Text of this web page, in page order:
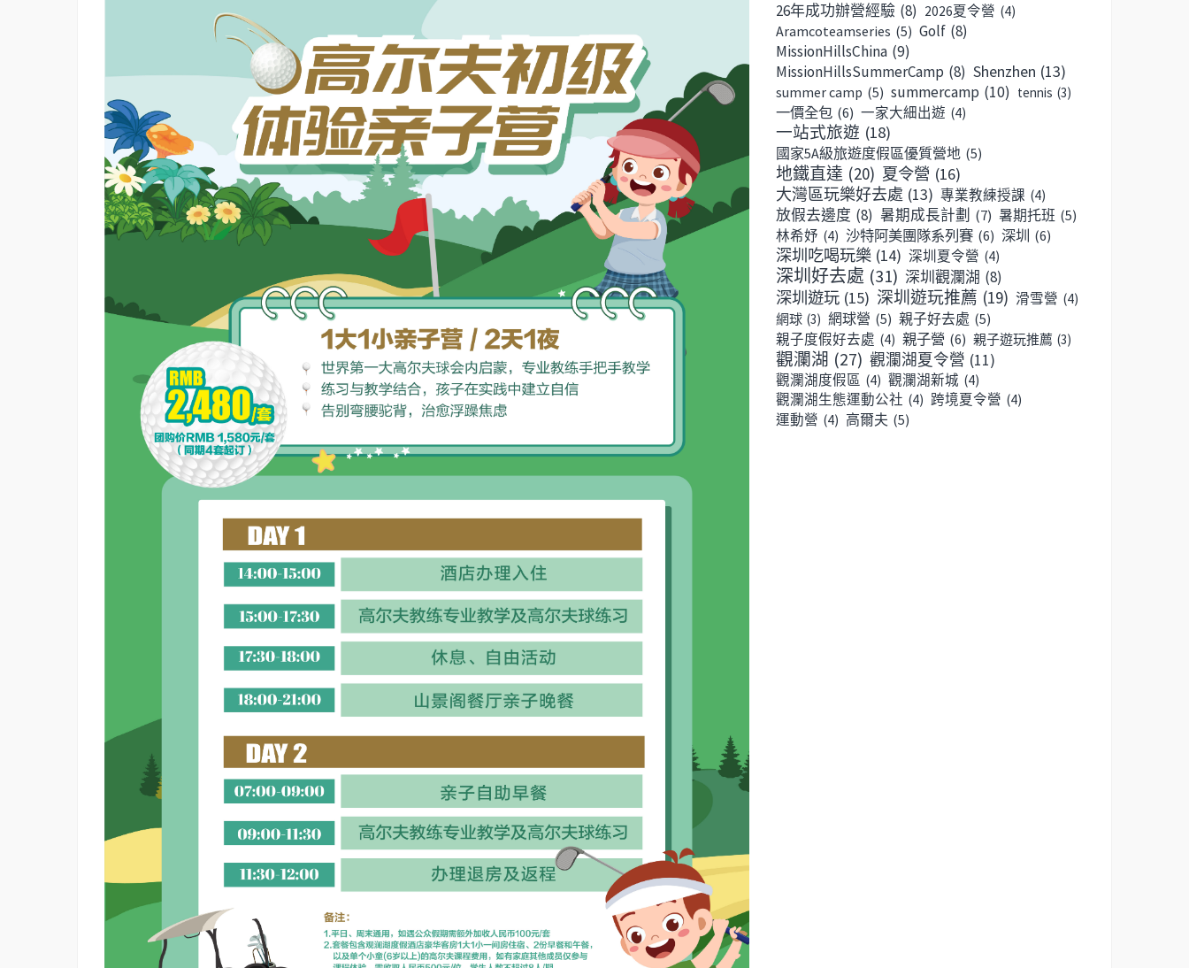
26年成功辦營經驗 (8) 2026夏令營 (4)
Aramcoteamseries (5) Golf (8)
MissionHillsChina (9)
MissionHillsSummerCamp (8) Shenzhen (13)
summer camp (5) summercamp (10) tennis (3)
一價全包 (6) 一家大細出遊 (4)
一站式旅遊 (18)
國家5A級旅遊度假區優質營地 (5)
地鐵直達 (20) 夏令營 (16)
大灣區玩樂好去處 (13) 專業教練授課 (4)
放假去邊度 (8) 暑期成長計劃 (7) 暑期托班 (5)
林希妤 (4) 沙特阿美團隊系列賽 (6) 深圳 (6)
深圳吃喝玩樂 (14) 深圳夏令營 (4)
深圳好去處 (31) 深圳觀瀾湖 (8)
深圳遊玩 (15) 深圳遊玩推薦 (19) 滑雪營 (4)
網球 (3) 網球營 (5) 親子好去處 (5)
親子度假好去處 (4) 親子營 (6) 親子遊玩推薦 (3)
觀瀾湖 (27) 觀瀾湖夏令營 (11)
觀瀾湖度假區 (4) 觀瀾湖新城 (4)
觀瀾湖生態運動公社 (4) 跨境夏令營 (4)
運動營 (4) 高爾夫 (5)